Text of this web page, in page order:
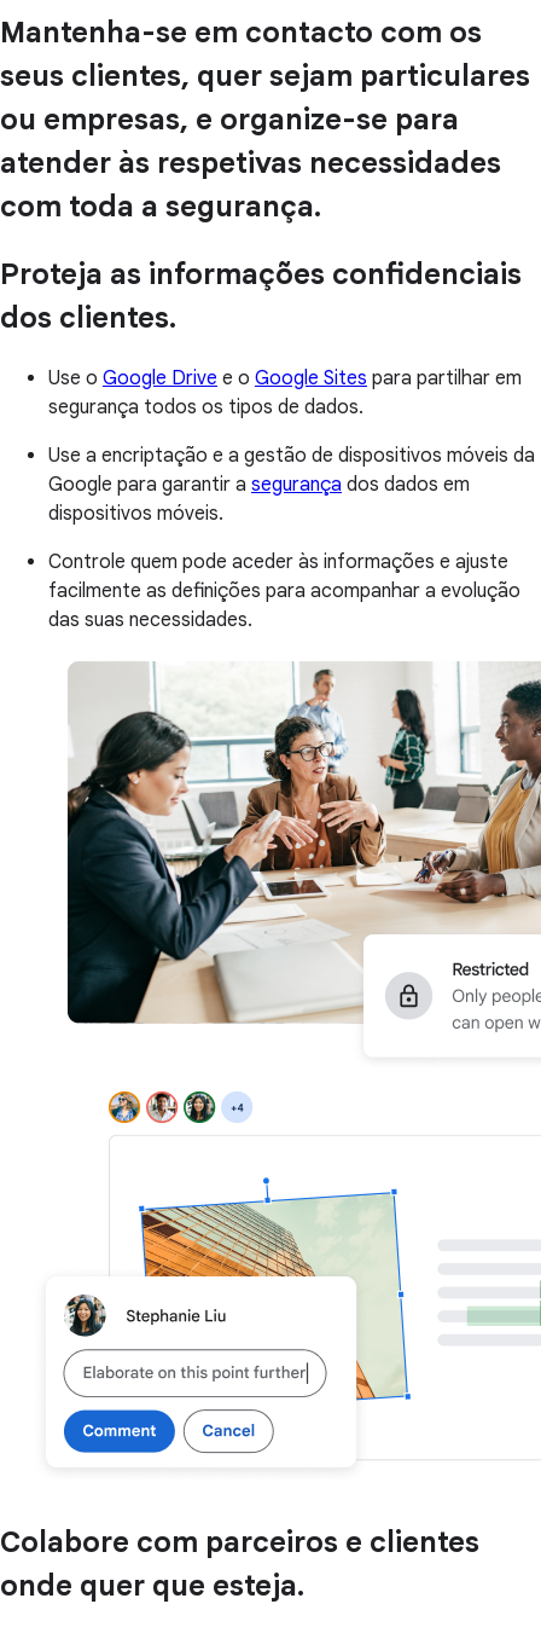
Mantenha-se em contacto com os
seus clientes, quer sejam particulares
ou empresas, e organize-se para
atender às respetivas necessidades
com toda a segurança.
Proteja as informações confidenciais
dos clientes.
Use o Google Drive e o Google Sites para partilhar em
segurança todos os tipos de dados.
Use a encriptação e a gestão de dispositivos móveis da
Google para garantir a segurança dos dados em
dispositivos móveis.
Controle quem pode aceder às informações e ajuste
facilmente as definições para acompanhar a evolução
das suas necessidades.
Colabore com parceiros e clientes
onde quer que esteja.